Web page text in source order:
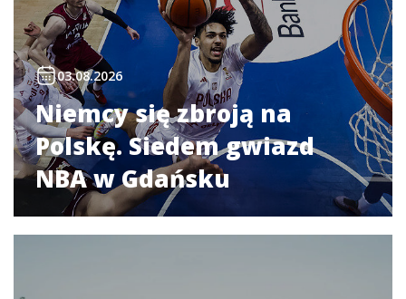
03.08.2026
Niemcy się zbroją na
Polskę. Siedem gwiazd
NBA w Gdańsku